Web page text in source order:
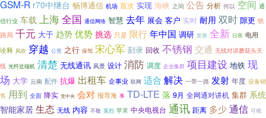
GSM-R r70中继台 畅博通信 机场 首次 实现 海峡 之间 公告 分析 何以 空间 通
信行业 车载 上海全国 通信网络 智慧 去年 展会 客户 实时 耐用 双时 隙更 铁
路局 千元 大于 趋势优势 挑选 只是 限行年中国 调研 发展 全新 日夜 电用
诠释 风吹 穿越 公里 之行 保驾 宋心军 刻录 回收 不锈钢 交通 无线对讲蘑菇头天
线 光纤近端机 清楚 无线通讯 风景 设计 消防 调度 企业集群 项目建设 地铁 现
场 大学 云南 配件 抗爆 出租车 企事业 联网 适合 解决 一带一路 发射 年度 设备销
售 用到 全面 降实 党中央 会对 报导海 事 TD-LTE 落 9月 全网通对讲机 集群 系统
智能家居 生态 无线 内容 不敬 英烈 苹果 中央电视台 通讯 距离 多少通信 可视